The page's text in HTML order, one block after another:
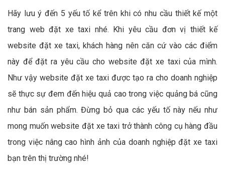
Hãy lưu ý đến 5 yếu tố kể trên khi có nhu cầu thiết kế một
trang web đặt xe taxi nhé. Khi yêu cầu đơn vị thiết kế
website đặt xe taxi, khách hàng nên căn cứ vào các điểm
này để đặt ra yêu cầu cho website đặt xe taxi của mình.
Như vậy website đặt xe taxi được tạo ra cho doanh nghiệp
sẽ thực sự đem đến hiệu quả cao trong việc quảng bá cũng
như bán sản phẩm. Đừng bỏ qua các yếu tố này nếu như
mong muốn website đặt xe taxi trở thành công cụ hàng đầu
trong việc nâng cao hình ảnh của doanh nghiệp đặt xe taxi
bạn trên thị trường nhé!